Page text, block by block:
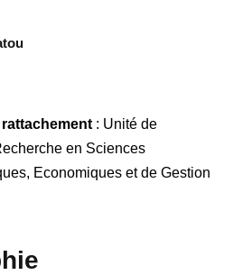
: Unité de
en Sciences
Economiques et de Gestion